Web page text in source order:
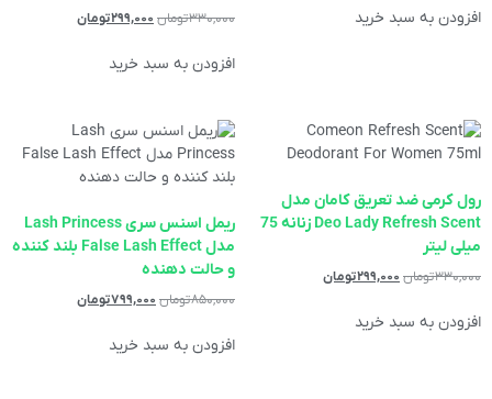
افزودن به سبد خرید ۳۳۰,۰۰۰تومان ۲۹۹,۰۰۰تومان
افزودن به سبد خرید
رول کرمی ضد تعریق کامان مدل
Deo Lady Refresh Scent زنانه 75
میلی لیتر
۳۳۰,۰۰۰تومان ۲۹۹,۰۰۰تومان
افزودن به سبد خرید
ریمل اسنس سری Lash Princess
مدل False Lash Effect بلند کننده
و حالت دهنده
۸۵۰,۰۰۰تومان ۷۹۹,۰۰۰تومان
افزودن به سبد خرید